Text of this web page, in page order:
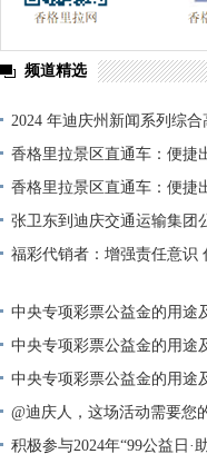
频道精选
2024 年迪庆州新闻系列综
单公示
香格里拉景区直通车：便捷
香格里拉景区直通车：便捷
张卫东到迪庆交通运输集团
福彩代销者：增强责任意识
中央专项彩票公益金的用途
中央专项彩票公益金的用途
中央专项彩票公益金的用途
@迪庆人，这场活动需要您
积极参与2024年“99公益日·